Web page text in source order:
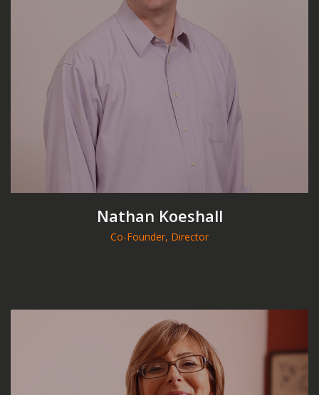
Nathan Koeshall
Co-Founder, Director